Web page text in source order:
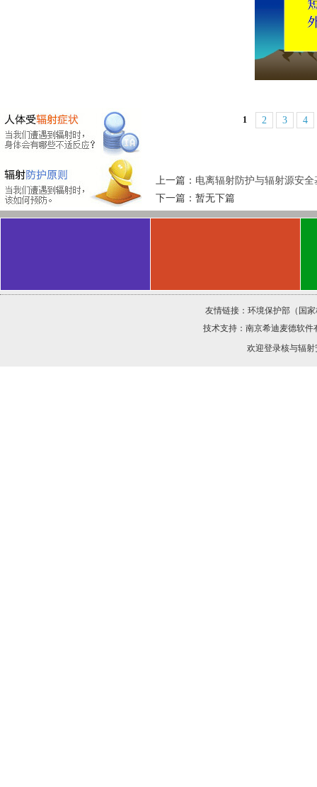
1 2 3 4
上一篇： 电离辐射防护与辐射源安全
下一篇：暂无下篇
友情链接： 环境保护部（国
技术支持： 南京希迪麦德软
欢迎登录核与辐